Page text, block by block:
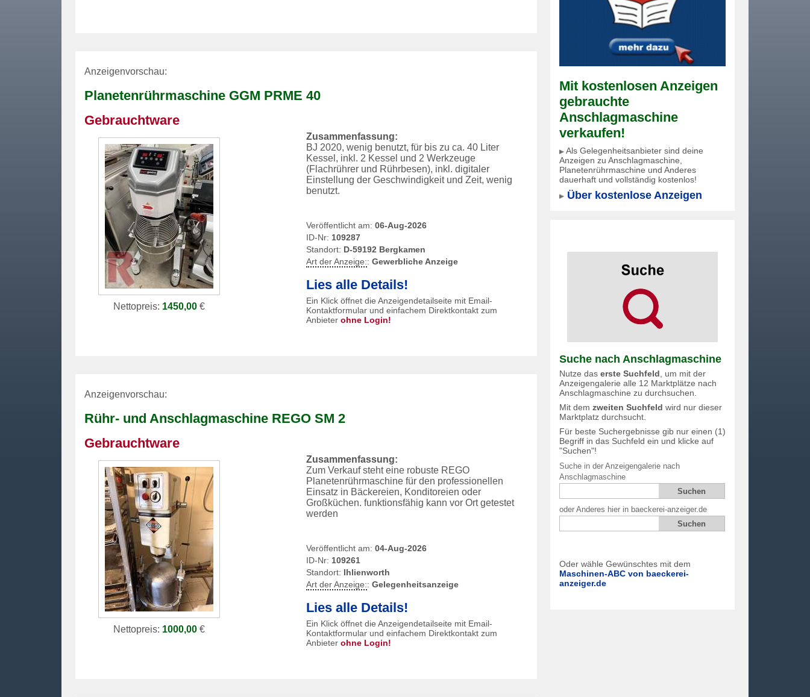
Mit kostenlosen Anzeigen
gebrauchte
Anschlagmaschine
verkaufen!
Als Gelegenheitsanbieter sind deine
Anzeigen zu Anschlagmaschine,
Planetenrührmaschine und Anderes
dauerhaft und vollständig kostenlos!
Über kostenlose Anzeigen
Suche nach Anschlagmaschine
Nutze das erste Suchfeld, um mit der
Anzeigengalerie alle 12 Marktplätze nach
Anschlagmaschine zu durchsuchen.
Mit dem zweiten Suchfeld wird nur dieser
Marktplatz durchsucht.
Für beste Suchergebnisse gib nur einen (1)
Begriff in das Suchfeld ein und klicke auf
"Suchen"!
Suche in der Anzeigengalerie nach
Anschlagmaschine
oder Anderes hier in baeckerei-anzeiger.de
Oder wähle Gewünschtes mit dem
Maschinen-ABC von baeckerei-
anzeiger.de
Anzeigenvorschau:
Planetenrührmaschine GGM PRME 40
Gebrauchtware
Nettopreis: 1450,00€
Zusammenfassung:
BJ 2020, wenig benutzt, für bis zu ca. 40 Liter
Kessel, inkl. 2 Kessel und 2 Werkzeuge
(Flachrührer und Rührbesen), inkl. digitaler
Einstellung der Geschwindigkeit und Zeit, wenig
benutzt.
Veröffentlicht am: 06-Aug-2026
ID-Nr: 109287
Standort: D-59192 Bergkamen
Art der Anzeige:: Gewerbliche Anzeige
Lies alle Details!
Ein Klick öffnet die Anzeigendetailseite mit Email-
Kontaktformular und einfachem Direktkontakt zum
Anbieter ohne Login!
Anzeigenvorschau:
Rühr- und Anschlagmaschine REGO SM 2
Gebrauchtware
Nettopreis: 1000,00€
Zusammenfassung:
Zum Verkauf steht eine robuste REGO
Planetenrührmaschine für den professionellen
Einsatz in Bäckereien, Konditoreien oder
Großküchen. funktionsfähig kann vor Ort getestet
werden
Veröffentlicht am: 04-Aug-2026
ID-Nr: 109261
Standort: Ihlienworth
Art der Anzeige:: Gelegenheitsanzeige
Lies alle Details!
Ein Klick öffnet die Anzeigendetailseite mit Email-
Kontaktformular und einfachem Direktkontakt zum
Anbieter ohne Login!